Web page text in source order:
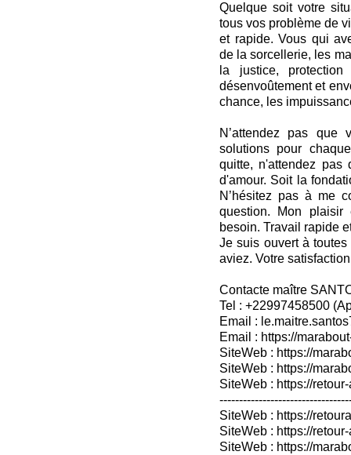
Quelque soit votre
tous vos problème de
et rapide. Vous qui
de la sorcellerie, les
la justice,
désenvoûtement et
chance, les
N’attendez pas
solutions pour
quitte, n'attendez pas
d'amour. Soit la
N’hésitez pas à me
question. Mon plaisir
besoin. Travail rapide
Je suis ouvert à
aviez. Votre
Contacte maître
Tel : +22997458500
Email :
Email : https://
SiteWeb : https://
SiteWeb : https://
SiteWeb : https://
SiteWeb : https://
SiteWeb : https://
SiteWeb : https://